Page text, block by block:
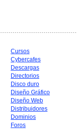
Cursos
Cybercafes
Descargas
Directorios
Disco duro
Diseño Gráfico
Diseño Web
Distribuidores
Dominios
Foros